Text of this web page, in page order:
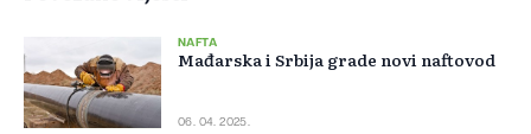
NAFTA
Mađarska i Srbija grade novi naftovod
06. 04. 2025.